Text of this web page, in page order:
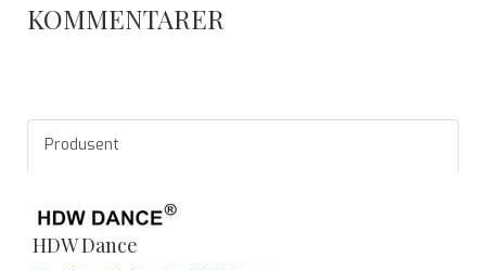
KOMMENTARER
Produsent
HDW Dance